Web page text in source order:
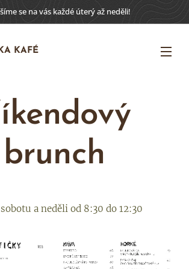
se na vás každé úterý až neděli!
KAFÉ
brunch
a neděli od 8:30 do 12:30